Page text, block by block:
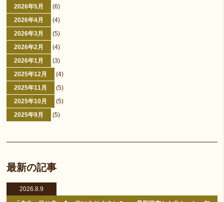
2026年5月
(6)
2026年4月
(4)
2026年3月
(5)
2026年2月
(4)
2026年1月
(3)
2025年12月
(4)
2025年11月
(5)
2025年10月
(5)
2025年9月
(5)
最新の記事
2026.8.9